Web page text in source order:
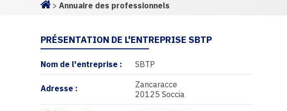
> Annuaire des professionnels
PRÉSENTATION DE L'ENTREPRISE SBTP
Nom de l'entreprise : SBTP
Adresse :
Zancaracce
20125 Soccia